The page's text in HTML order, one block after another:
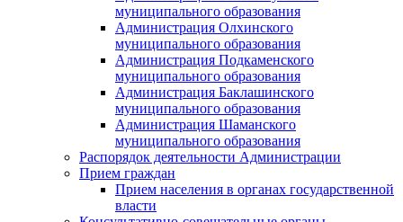
муниципального образования
Администрация Олхинского
муниципального образования
Администрация Подкаменского
муниципального образования
Администрация Баклашинского
муниципального образования
Администрация Шаманского
муниципального образования
Распорядок деятельности Администрации
Прием граждан
Прием населения в органах государственной
власти